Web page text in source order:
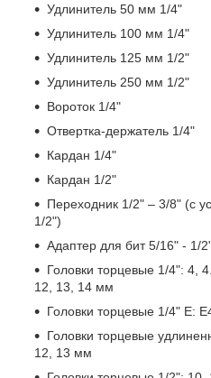
Удлинитель 50 мм 1/4"
Удлинитель 100 мм 1/4"
Удлинитель 125 мм 1/2"
Удлинитель 250 мм 1/2"
Вороток 1/4"
Отвертка-держатель 1/4"
Кардан 1/4"
Кардан 1/2"
Переходник 1/2" – 3/8" (с
1/2")
Адаптер для бит 5/16" - 1/
Головки торцевые 1/4": 4,
12, 13, 14 мм
Головки торцевые 1/4" Е:
Головки торцевые
12, 13 мм